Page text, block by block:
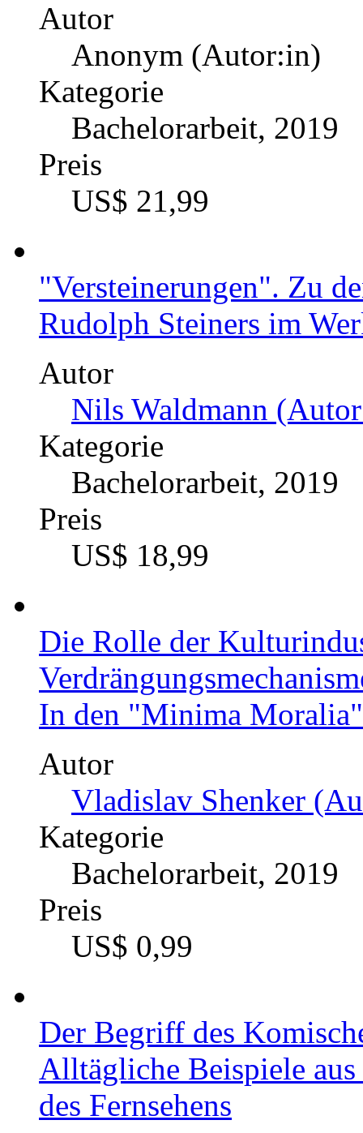
Autor
Anonym (Autor:in)
Kategorie
Bachelorarbeit, 2019
Preis
US$ 21,99
"Versteinerungen". Zu
Rudolph Steiners im
Autor
Nils Waldmann
Kategorie
Bachelorarbeit, 2019
Preis
US$ 18,99
Die Rolle der
In den "Minima
Autor
Vladislav Shenker
Kategorie
Bachelorarbeit, 2019
Preis
US$ 0,99
Der Begriff des
Alltägliche Beispiele aus
des Fernsehens